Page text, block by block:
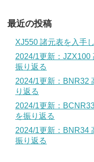
最近の投稿
XJ550 諸元表を入手
2024/1更新：JZX100
振り返る
2024/1更新：BNR32
り返る
2024/1更新：
を振り返る
2024/1更新：BNR34
振り返る